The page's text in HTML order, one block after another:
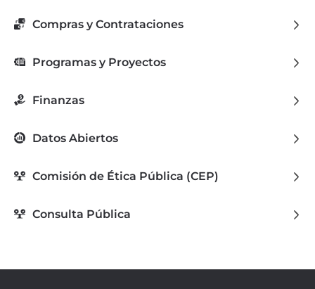
Compras y Contrataciones
Programas y Proyectos
Finanzas
Datos Abiertos
Comisión de Ética Pública (CEP)
Consulta Pública